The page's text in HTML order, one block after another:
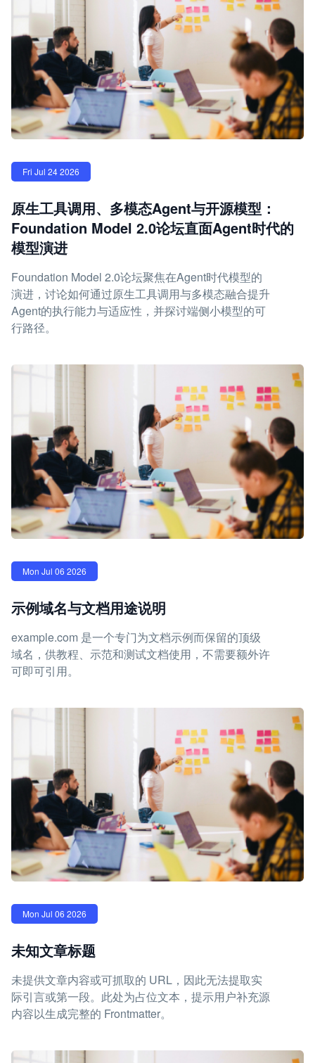
Fri Jul 24 2026
原生工具调用、多模态Agent与开源模型：
Foundation Model 2.0论坛直面Agent时代的
模型演进
Foundation Model 2.0论坛聚焦在Agent时代模型的
演进，讨论如何通过原生工具调用与多模态融合提升
Agent的执行能力与适应性，并探讨端侧小模型的可
行路径。
Mon Jul 06 2026
示例域名与文档用途说明
example.com 是一个专门为文档示例而保留的顶级
域名，供教程、示范和测试文档使用，不需要额外许
可即可引用。
Mon Jul 06 2026
未知文章标题
未提供文章内容或可抓取的 URL，因此无法提取实
际引言或第一段。此处为占位文本，提示用户补充源
内容以生成完整的 Frontmatter。